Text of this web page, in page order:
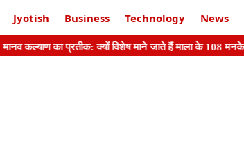
Jyotish Business Technology News